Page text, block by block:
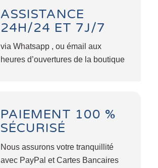
ASSISTANCE
24H/24 ET 7J/7
via Whatsapp , ou émail aux
heures d’ouvertures de la boutique
PAIEMENT 100 %
SÉCURISÉ
Nous assurons votre tranquillité
avec PayPal et Cartes Bancaires